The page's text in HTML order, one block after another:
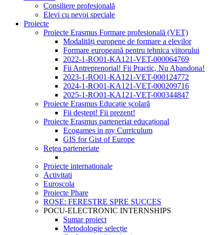
Consiliere profesională
Elevi cu nevoi speciale
Proiecte
Proiecte Erasmus Formare profesională (VET)
Modalități europene de formare a elevilor
Formare europeană pentru tehnica viitorului
2022-1-RO01-KA121-VET-000064769
Fii Antreprenorial! Fii Practic, Nu Abandona!
2023-1-RO01-KA121-VET-000124772
2024-1-RO01-KA121-VET-000209716
2025-1-RO01-KA121-VET-000344847
Proiecte Erasmus Educație școlară
Fii deștept! Fii prezent!
Proiecte Erasmus parteneriat educațional
Ecogames in my Curriculum
GIS for Gist of Europe
Reţea parteneriate
Proiecte internationale
Activitati
Euroscola
Proiecte Phare
ROSE: FERESTRE SPRE SUCCES
POCU-ELECTRONIC INTERNSHIPS
Sumar proiect
Metodologie selecție